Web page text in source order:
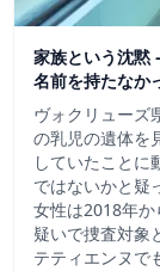
家族という沈黙
名前を持たなか
ヴォクリューズ
の乳児の遺体を
していたことに
ではないかと疑
女性は2018年
疑いで捜査対象
テティエンヌで